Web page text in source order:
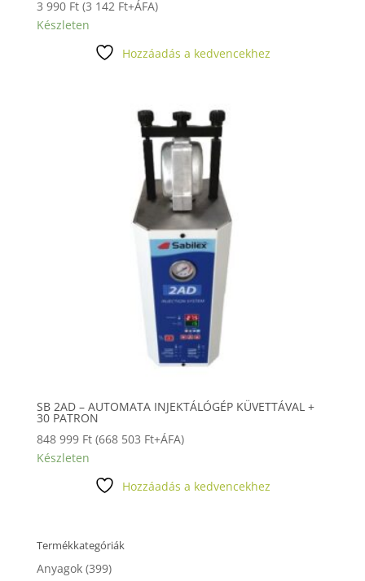
3 990 Ft (3 142 Ft+ÁFA)
Készleten
Hozzáadás a kedvencekhez
SB 2AD – AUTOMATA INJEKTÁLÓGÉP KÜVETTÁVAL +
30 PATRON
848 999 Ft (668 503 Ft+ÁFA)
Készleten
Hozzáadás a kedvencekhez
Termékkategóriák
Anyagok (399)